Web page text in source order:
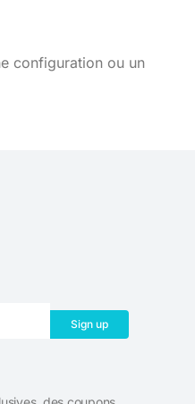
configuration ou un
Sign up